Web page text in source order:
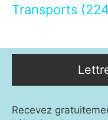
Transports
Recevez